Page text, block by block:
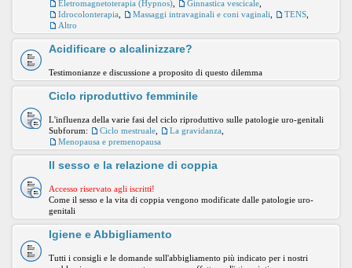
Eletromagnetoterapia (Hypnos)
Ginnastica vescicale
Idrocolonterapia
Massaggi intravaginali e coni vaginali TENS
Altro
Acidificare o alcalinizzare?
Testimonianze e discussione a proposito di questo dilemma
Ciclo riproduttivo femminile
L'influenza della varie fasi del ciclo riproduttivo sulle patologie uro-genitali
Subforum:
Ciclo mestruale La gravidanza
Menopausa e premenopausa
Il sesso e la relazione di coppia
Accesso riservato agli iscritti!
Come il sesso e la vita di coppia vengono modificate dalle patologie uro-
genitali
Igiene e Abbigliamento
Tutti i consigli e le domande sull'abbigliamento più indicato per i nostri